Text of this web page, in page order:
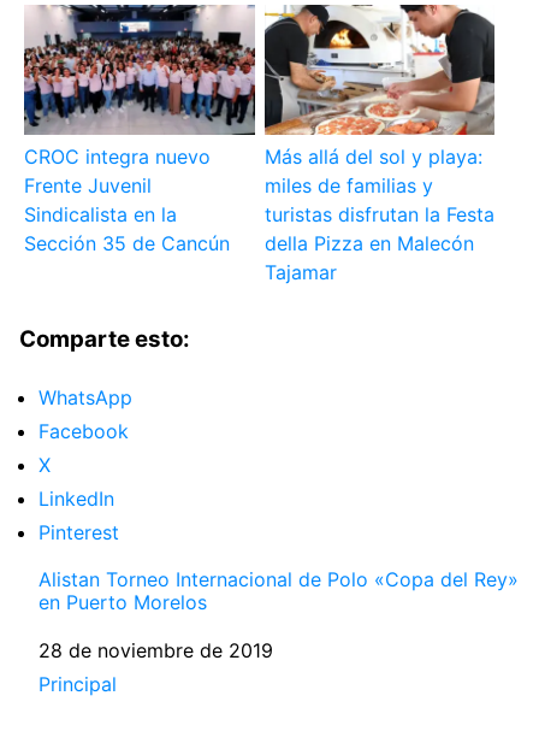
CROC integra nuevo
Frente Juvenil
Sindicalista en la
Sección 35 de Cancún
Más allá del sol y playa:
miles de familias y
turistas disfrutan la Festa
della Pizza en Malecón
Tajamar
Comparte esto:
WhatsApp
Facebook
X
LinkedIn
Pinterest
Alistan Torneo Internacional de Polo «Copa del Rey»
en Puerto Morelos
Fecha
28 de noviembre de 2019
Respecto a
Principal